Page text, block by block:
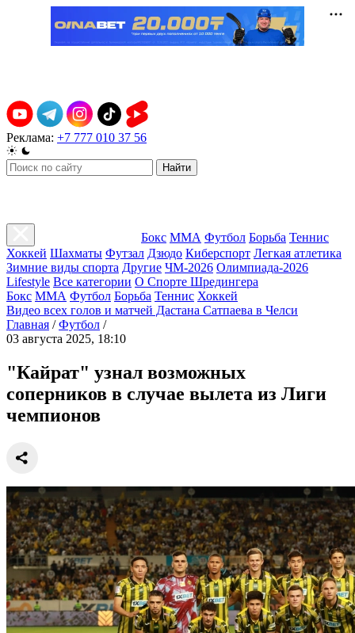
Реклама: +7 777 010 37 56
Найти
Бокс ММА Футбол Борьба Теннис
Хоккей Шахматы Футзал Дзюдо Киберспорт Легкая атлетика
Зимние виды спорта Другие ЧМ-2026 Олимпиада-2026
Lifestyle Все категории О Спорте Шредингера
Бокс ММА Футбол Борьба Теннис Хоккей
Видео всех голов и матчей Дастана Сатпаева в Челси
Главная / Футбол /
03 августа 2025, 18:10
"Кайрат" узнал возможных
соперников в случае вылета из Лиги
чемпионов